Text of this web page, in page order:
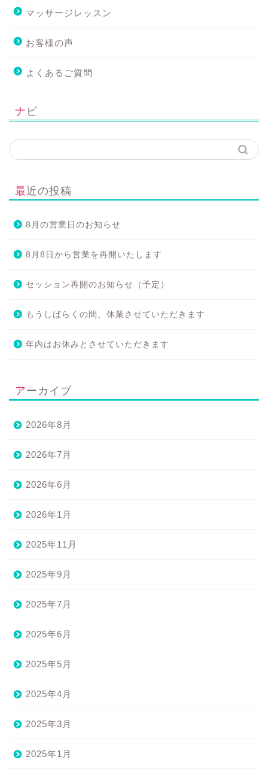
マッサージレッスン
お客様の声
よくあるご質問
ナビ
最近の投稿
8月の営業日のお知らせ
8月8日から営業を再開いたします
セッション再開のお知らせ（予定）
もうしばらくの間、休業させていただきます
年内はお休みとさせていただきます
アーカイブ
2026年8月
2026年7月
2026年6月
2026年1月
2025年11月
2025年9月
2025年7月
2025年6月
2025年5月
2025年4月
2025年3月
2025年1月